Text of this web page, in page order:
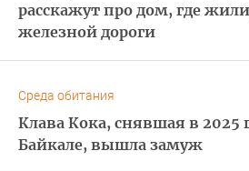
расскажут про дом, где
железной дороги
Среда обитания
Клава Кока, снявшая в 2025
Байкале, вышла замуж